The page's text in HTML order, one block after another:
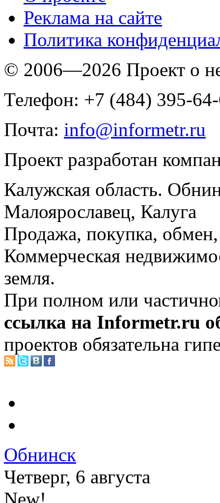
Реклама на сайте
Политика
© 2006—2026 Проект о
Телефон: +7 (484) 395-
Почта: info@informetr.ru
Проект разработан
Калужская область.
Малоярославец, Калуга
Продажа, покупка, обмен,
Коммерческая
земля.
При полном или
ссылка на Informetr.ru
проектов обязательна
Обнинск
Четверг, 6 августа
New!